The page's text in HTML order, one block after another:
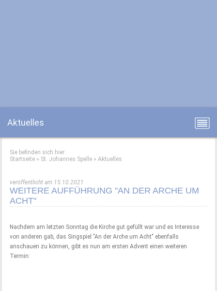
Aktuelles
Sie befinden sich hier:
Startseite » St. Johannes Spelle »Aktuelles
veröffentlicht am 15.10.2021
WEITERE AUFFÜHRUNG "AN DER ARCHE UM
ACHT"
Nachdem am letzten Sonntag die Kirche gut gefüllt war und es Interesse
von anderen gab, das Singspiel "An der Arche um Acht" ebenfalls
anschauen zu können, gibt es nun am ersten Advent einen weiteren
Termin: